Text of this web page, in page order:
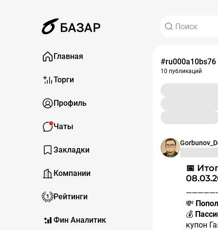
Главная
Торги
Профиль
Чаты
Закладки
Компании
Рейтинги
Фин Аналитик
10 публикаций
📅 Итоги инвестиционной недели: 02.03.26 –
💸
💰
купон